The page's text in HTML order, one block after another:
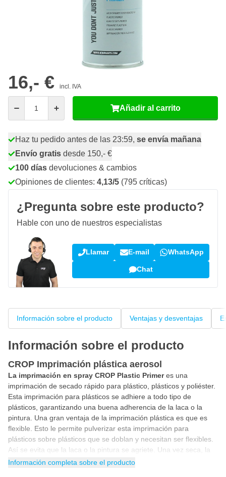
GUARDAR 4%
GUARDAR 5%
16,- € incl. IVA
Añadir al carrito
Haz tu pedido antes de las 23:59, se envía mañana
Envío gratis desde 150,- €
100 días devoluciones & cambios
Opiniones de clientes: 4,13/5 (795 críticas)
¿Pregunta sobre este producto?
Hable con uno de nuestros especialistas
Llamar E-mail WhatsApp
Chat
Información sobre el producto Ventajas y desventajas
Información sobre el producto
CROP Imprimación plástica aerosol
La imprimación en spray CROP Plastic Primeres una
imprimación de secado rápido para plástico, plásticos y poliéster.
Esta imprimación para plásticos se adhiere a todo tipo de
plásticos, garantizando una buena adherencia de la laca o la
pintura. Una gran ventaja de la imprimación plástica es que es
flexible. Esto le permite pulverizar esta imprimación para
plásticos sobre plásticos que se doblan y necesitan ser flexibles.
Así se evita que la laca o la pintura se agriete. Una vez seca, la
imprimación plástica se puede pintar con laca 1K y 2K o con una
Información completa sobre el producto